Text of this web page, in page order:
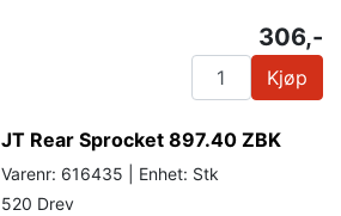
306,-
Kjøp
JT Rear Sprocket 897.40 ZBK
Varenr: 616435 | Enhet: Stk
520 Drev